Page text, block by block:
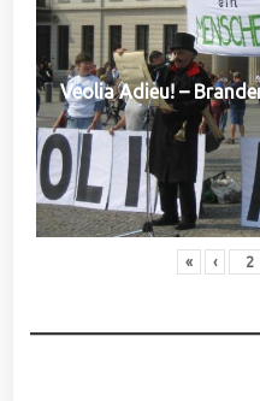
Veolia Adieu! –
« ‹